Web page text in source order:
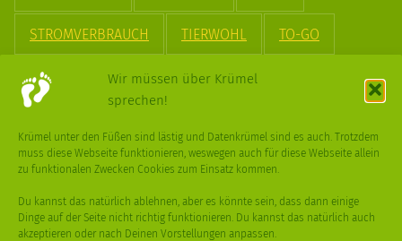
Wir müssen über Krümel
sprechen!
Krümel unter den Füßen sind lästig und Datenkrümel sind es auch. Trotzdem
muss diese Webseite funktionieren, weswegen auch für diese Webseite allein
zu funktionalen Zwecken Cookies zum Einsatz kommen.
Du kannst das natürlich ablehnen, aber es könnte sein, dass dann einige
Dinge auf der Seite nicht richtig funktionieren. Du kannst das natürlich auch
akzeptieren oder nach Deinen Vorstellungen anpassen.
STROMVERBRAUCH TIERWOHL TO-GO
TREND UPCYCLING VEGAN
WEIHNACHTSBAUM WINTER